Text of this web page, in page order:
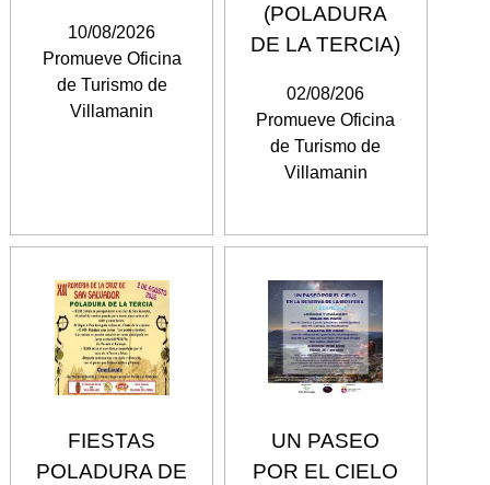
10/08/2026
Promueve Oficina
de Turismo de
Villamanin
(POLADURA
DE LA TERCIA)
02/08/206
Promueve Oficina
de Turismo de
Villamanin
FIESTAS
POLADURA DE
UN PASEO
POR EL CIELO